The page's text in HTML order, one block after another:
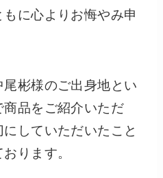
に心よりお悔やみ申
彬様のご出身地とい
商品をご紹介いただ
していただいたこと
ります。